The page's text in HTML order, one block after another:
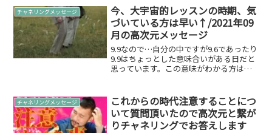
ーションを取るプロセスです。これは、
一般的には直感や深い瞑想の状...
チャネリングメッセージ
今、大宇宙的レッスンの時期、気
づいている方は早い↑/2021年09
月の高次元メッセージ
9.9なので…自分の中ですが9.6であったり
9.9はちょっとした意味合いがある日だと
思っています。この意味がわかる方はい
外へちょっとした行動をしました。9.9
は...
チャネリングメッセージ
これからの時代注意することにつ
いて質問頂いたので高次元と繋が
りチャネリングでお答えします